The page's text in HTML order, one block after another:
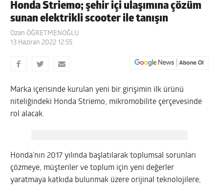
Honda Striemo; şehir içi ulaşımına çözüm
sunan elektrikli scooter ile tanışın
Ozan ÖĞRETMENOĞLU
13 Haziran 2022 12:55
Marka içerisinde kurulan yeni bir girişimin ilk ürünü
niteliğindeki Honda Striemo, mikromobilite çerçevesinde
rol alacak.
Honda’nın 2017 yılında başlatılarak toplumsal sorunları
çözmeye, müşteriler ve toplum için yeni değerler
yaratmaya katkıda bulunmak üzere orijinal teknolojilere,